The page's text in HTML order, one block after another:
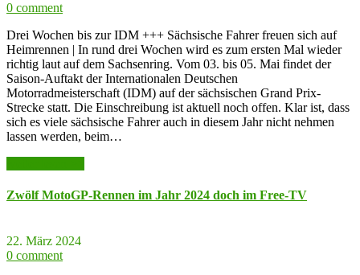
0 comment
Drei Wochen bis zur IDM +++ Sächsische Fahrer freuen sich auf
Heimrennen | In rund drei Wochen wird es zum ersten Mal wieder
richtig laut auf dem Sachsenring. Vom 03. bis 05. Mai findet der
Saison-Auftakt der Internationalen Deutschen
Motorradmeisterschaft (IDM) auf der sächsischen Grand Prix-
Strecke statt. Die Einschreibung ist aktuell noch offen. Klar ist, dass
sich es viele sächsische Fahrer auch in diesem Jahr nicht nehmen
lassen werden, beim…
Zwölf MotoGP-Rennen im Jahr 2024 doch im Free-TV
22. März 2024
0 comment